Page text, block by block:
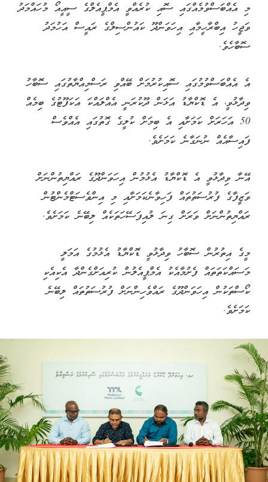
މި އެއްބަސްވުމެއްގައި ސޮއި ކުރެއްވީ އެމްޕީއެލްގެ ސީއީއޯ މުހައްމަދު
ވަޖީހު އިބްރާހީމާއި އިހަވަންދޫ ކައުންސިލްގެ ރައީސް އަހުމަދު
ސޮބާހެވެ.
އެ އެއްބަސްވުމުގައި ސޮއިކުރުމަށް ބޭއްވި ރަސްމިއްޔާތުގައި ސޮބާހު
ވިދާޅުވީ، އެ ޑޮކްޔާޑު އަޅަން ދޫކުރަނީ އެއްލައްކަ އަކަފޫޓުގެ ބިމެއް
50 އަހަރަށް ކަމަށާއި އެ ބިމަށް ކުލީގެ ގޮތުގައި އެއްވެސް
ފައިސާއެއް ނުނަގާނެ ކަމަށެވެ.
އޭނާ ވިދާޅުވީ އެ ޑޮކްޔާޑު އެޅުމުން އިހަވަންދޫގެ ރައްޔިތުންނަށް
ވަޒީފާގެ ފުރުސަތުތައް ފަހިވާނެކަމަށާއި މި އިންވެސަޓްމެންޓުން
ރައްޔިތުންނަށް ވަރަށް ގިނަ ލުއިފަސޭހަތަކެއް ލިބޭނެ ކަމަށެވެ.
މީގެ އިތުރުން ސޮބާހު ވިދާޅުވީ ޑޮކްޔާޑު އެޅުމުގެ އަމަލީ
މަސައްކަތަތައް ފެށުމާއެކު އެމްޕީއެލުން ކުރިއަށްގެންދާ އެކިއެކި
ކޯސްތަކުން އިހަވަންދޫގެ ރައްވެހިންނަށް ފުރުސަތުތައް ލިބޭނެ
ކަމަށެވެ.